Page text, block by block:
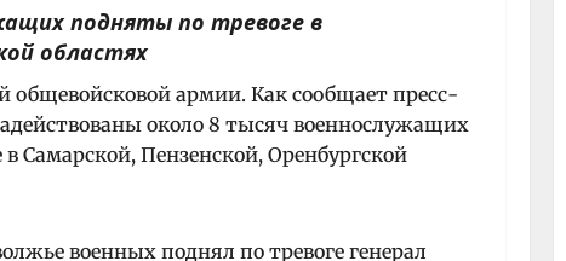
подняты по тревоге в
областях
общевойсковой армии. Как сообщает пресс-
около 8 тысяч военнослужащих
Самарской, Пензенской, Оренбургской